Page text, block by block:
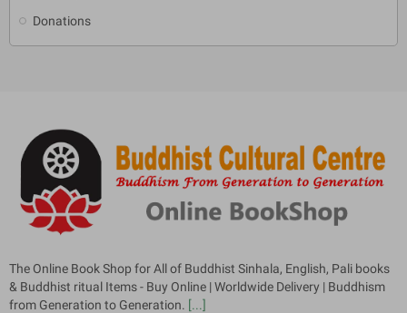
Donations
The Online Book Shop for All of Buddhist Sinhala, English, Pali books
& Buddhist ritual Items - Buy Online | Worldwide Delivery | Buddhism
from Generation to Generation. [...]